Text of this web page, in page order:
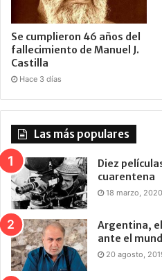
Se cumplieron 46 años del
fallecimiento de Manuel J.
Castilla
Hace 3 días
Las más populares
Diez
cuarentena
18 marzo, 2020
Argentina,
ante el
20 agosto,